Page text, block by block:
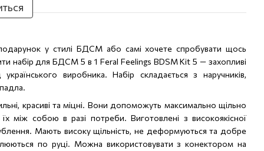
у стилі БДСМ або самі хочете спробувати щось
набір для БДСМ 5 в 1 Feral Feelings BDSM Kit 5 — захопливі
українського виробника. Набір складається з наручників,
красиві та міцні. Вони допоможуть максимально щільно
їх між собою в разі потреби. Виготовлені з високоякісної
Мають високу щільність, не деформуються та добре
по руці. Можна використовувати з конектором на